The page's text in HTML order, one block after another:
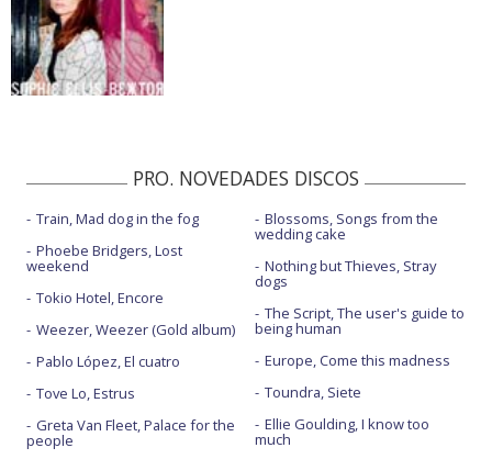
PRO. NOVEDADES DISCOS
Train, Mad dog in the fog
Phoebe Bridgers, Lost
weekend
Tokio Hotel, Encore
Weezer, Weezer (Gold album)
Pablo López, El cuatro
Tove Lo, Estrus
Greta Van Fleet, Palace for the
people
Blossoms, Songs from the
wedding cake
Nothing but Thieves, Stray
dogs
The Script, The user's guide to
being human
Europe, Come this madness
Toundra, Siete
Ellie Goulding, I know too
much